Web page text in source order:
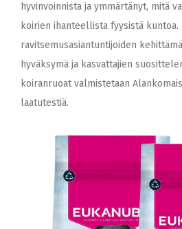
hyvinvoinnista ja ymmärtänyt, mitä
koirien ihanteellista fyysistä kuntoa.
ravitsemusasiantuntijoiden
hyväksymä ja kasvattajien
koiranruoat valmistetaan
laatutestiä.